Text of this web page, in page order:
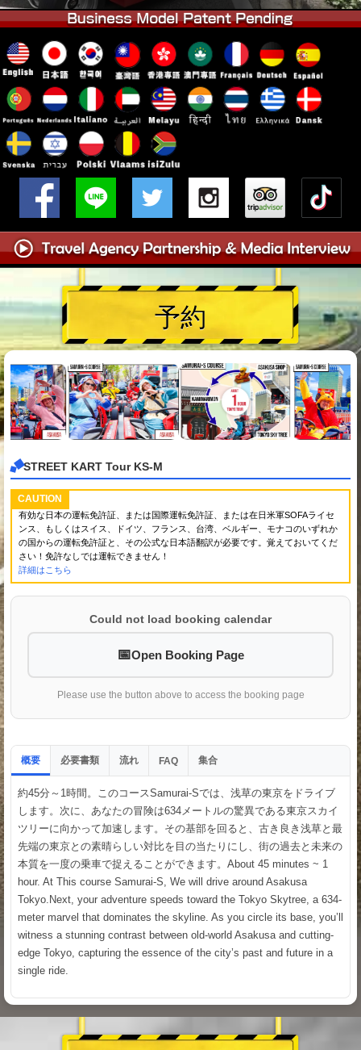
東京 浅草 大阪
予約
STREET KART Tour KS-M
CAUTION
有効な日本の運転免許証、または国際運転免許証、または在日米軍SOFAライセ
ンス、もしくはスイス、ドイツ、フランス、台湾、ベルギー、モナコのいずれか
の国からの運転免許証と、その公式な日本語翻訳が必要です。覚えておいてくだ
さい！免許なしでは運転できません！
詳細はこちら
Could not load booking calendar
Open Booking Page
Please use the button above to access the booking page
概要 必要書類 流れ FAQ 集合
約45分～1時間。このコースSamurai-Sでは、浅草の東京をドライブ
します。次に、あなたの冒険は634メートルの驚異である東京スカイ
ツリーに向かって加速します。その基部を回ると、古き良き浅草と最
先端の東京との素晴らしい対比を目の当たりにし、街の過去と未来の
本質を一度の乗車で捉えることができます。About 45 minutes ~ 1
hour. At This course Samurai-S, We will drive around Asakusa
Tokyo.Next, your adventure speeds toward the Tokyo Skytree, a 634-
meter marvel that dominates the skyline. As you circle its base, you’ll
witness a stunning contrast between old-world Asakusa and cutting-
edge Tokyo, capturing the essence of the city’s past and future in a
single ride.